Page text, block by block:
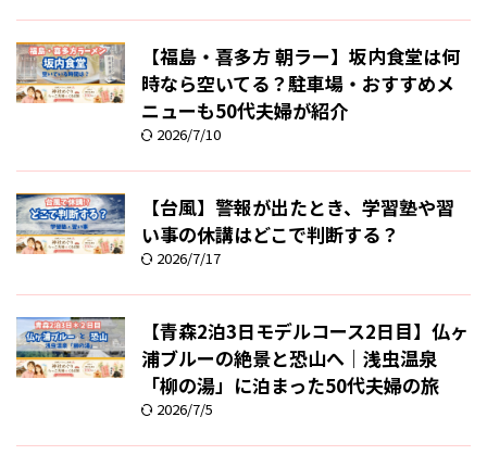
【福島・喜多方 朝ラー】坂内食堂は何
時なら空いてる？駐車場・おすすめメ
ニューも50代夫婦が紹介
2026/7/10
【台風】警報が出たとき、学習塾や習
い事の休講はどこで判断する？
2026/7/17
【青森2泊3日モデルコース2日目】仏ヶ
浦ブルーの絶景と恐山へ｜浅虫温泉
「柳の湯」に泊まった50代夫婦の旅
2026/7/5